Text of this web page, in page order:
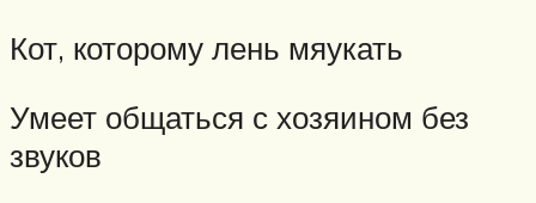
Кот, которому лень мяукать
Умеет общаться с хозяином без
звуков